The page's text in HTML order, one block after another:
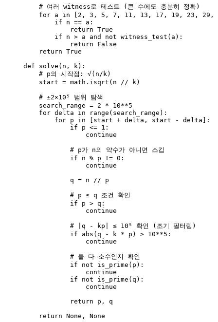
# 여러 witness로 테스트 (큰 수에도 충분히 정확)
for a in [ 2 , 3 , 5 , 7 , 11 , 13 , 17 , 19 , 23 , 29 ,
if n == a:
return True
if n > a and not witness_test ( a ):
return
False
return True
def
solve ( n , k ) :
# p의 시작점: √(n/k)
start = math. isqrt ( n // k )
# ±2×10⁵ 범위 탐색
search_range = 2 * 10**5
for delta in range ( search_range ):
for p in [ start + delta, start - delta ] :
if p <= 1 :
continue
# p가 n의 약수가 아니면 스킵
if n % p != 0 :
continue
q = n // p
# p ≤ q 조건 확인
if p > q:
continue
# |q - kp| ≤ 10⁵ 확인 (조기 필터링)
if
abs (q - k * p ) > 10**5 :
continue
# 둘 다 소수인지 확인
if
not is_prime ( p ):
continue
if
not is_prime (q ):
continue
return p, q
return None , None